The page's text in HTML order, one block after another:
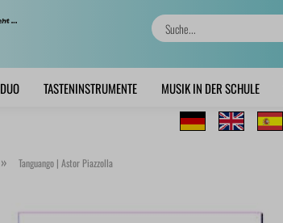
DUO TASTENINSTRUMENTE MUSIK IN DER SCHULE
» Tanguango | Astor Piazzolla